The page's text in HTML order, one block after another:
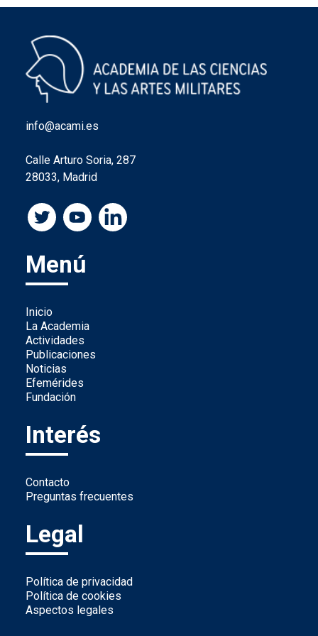
info@acami.es
Calle Arturo Soria, 287
28033, Madrid
Menú
Inicio
La Academia
Actividades
Publicaciones
Noticias
Efemérides
Fundación
Interés
Contacto
Preguntas frecuentes
Legal
Política de privacidad
Política de cookies
Aspectos legales